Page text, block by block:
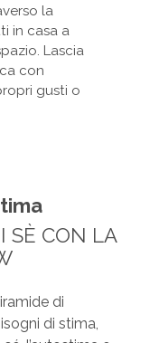
la
in casa a
Lascia
con
gusti o
SÈ CON LA
di
di stima,